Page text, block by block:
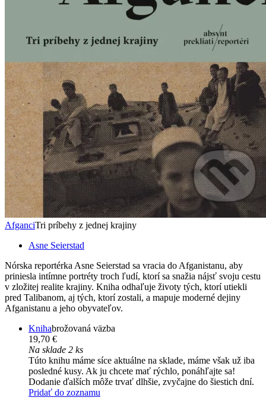
AfganciTri príbehy z jednej krajiny
Asne Seierstad
Nórska reportérka Asne Seierstad sa vracia do Afganistanu, aby
priniesla intímne portréty troch ľudí, ktorí sa snažia nájsť svoju cestu
v zložitej realite krajiny. Kniha odhaľuje životy tých, ktorí utiekli
pred Talibanom, aj tých, ktorí zostali, a mapuje moderné dejiny
Afganistanu a jeho obyvateľov.
Knihabrožovaná väzba
19,70 €
Na sklade 2 ks
Túto knihu máme síce aktuálne na sklade, máme však už iba
posledné kusy. Ak ju chcete mať rýchlo, ponáhľajte sa!
Dodanie ďalších môže trvať dlhšie, zvyčajne do šiestich dní.
Pridať do zoznamu